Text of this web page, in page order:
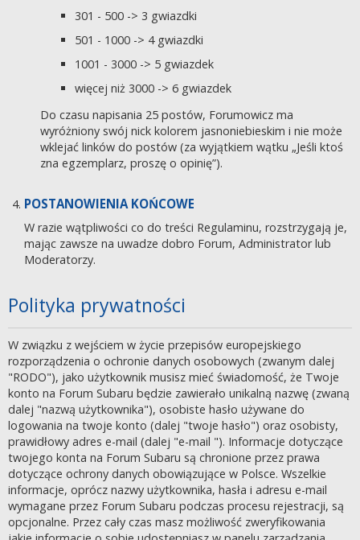
301 - 500 -> 3 gwiazdki
501 - 1000 -> 4 gwiazdki
1001 - 3000 -> 5 gwiazdek
więcej niż 3000 -> 6 gwiazdek
Do czasu napisania 25 postów, Forumowicz ma
wyróżniony swój nick kolorem jasnoniebieskim i nie może
wklejać linków do postów (za wyjątkiem wątku „Jeśli ktoś
zna egzemplarz, proszę o opinię”).
POSTANOWIENIA KOŃCOWE
W razie wątpliwości co do treści Regulaminu, rozstrzygają je,
mając zawsze na uwadze dobro Forum, Administrator lub
Moderatorzy.
Polityka prywatności
W związku z wejściem w życie przepisów europejskiego
rozporządzenia o ochronie danych osobowych (zwanym dalej
"RODO"), jako użytkownik musisz mieć świadomość, że Twoje
konto na Forum Subaru będzie zawierało unikalną nazwę (zwaną
dalej "nazwą użytkownika"), osobiste hasło używane do
logowania na twoje konto (dalej "twoje hasło") oraz osobisty,
prawidłowy adres e-mail (dalej "e-mail "). Informacje dotyczące
twojego konta na Forum Subaru są chronione przez prawa
dotyczące ochrony danych obowiązujące w Polsce. Wszelkie
informacje, oprócz nazwy użytkownika, hasła i adresu e-mail
wymagane przez Forum Subaru podczas procesu rejestracji, są
opcjonalne. Przez cały czas masz możliwość zweryfikowania